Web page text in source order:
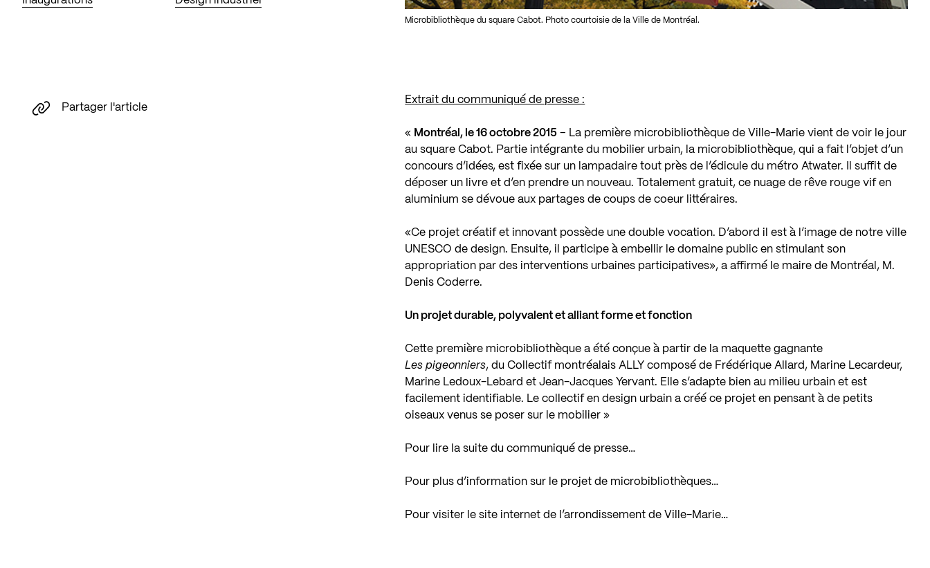
Microbibliothèque du square Cabot. Photo courtoisie de la Ville de Montréal.
Extrait du communiqué de presse :
« Montréal, le 16 octobre 2015 – La première microbibliothèque de Ville-Marie vient de voir le jour
au square Cabot. Partie intégrante du mobilier urbain, la microbibliothèque, qui a fait l’objet d’un
concours d’idées, est fixée sur un lampadaire tout près de l’édicule du métro Atwater. Il suffit de
déposer un livre et d’en prendre un nouveau. Totalement gratuit, ce nuage de rêve rouge vif en
aluminium se dévoue aux partages de coups de coeur littéraires.
«Ce projet créatif et innovant possède une double vocation. D’abord il est à l’image de notre ville
UNESCO de design. Ensuite, il participe à embellir le domaine public en stimulant son
appropriation par des interventions urbaines participatives», a affirmé le maire de Montréal, M.
Denis Coderre.
Un projet durable, polyvalent et alliant forme et fonction
Cette première microbibliothèque a été conçue à partir de la maquette gagnante
Les pigeonniers, du Collectif montréalais ALLY composé de Frédérique Allard, Marine Lecardeur,
Marine Ledoux-Lebard et Jean-Jacques Yervant. Elle s’adapte bien au milieu urbain et est
facilement identifiable. Le collectif en design urbain a créé ce projet en pensant à de petits
oiseaux venus se poser sur le mobilier »
Pour lire la suite du communiqué de presse…
Pour plus d’information sur le projet de microbibliothèques…
Pour visiter le site internet de l’arrondissement de Ville-Marie…
Partager l'article